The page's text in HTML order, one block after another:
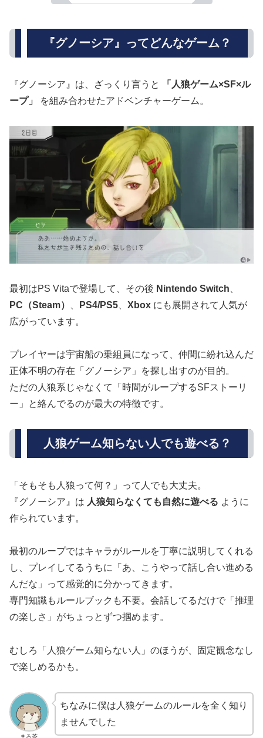
『グノーシア』ってどんなゲーム？
『グノーシア』は、ざっくり言うと
「人狼ゲーム×SF×ル
ープ」
を組み合わせたアドベンチャーゲーム。
最初はPS Vitaで登場して、その後 Nintendo Switch
PC（Steam）
PS4/PS5 Xbox にも展開されて人気が
広がっています。
プレイヤーは宇宙船の乗組員になって、仲間に紛れ込んだ
正体不明の存在「グノーシア」を探し出すのが目的。
ただの人狼系じゃなくて「時間がループするSFストーリ
ー」と絡んでるのが最大の特徴です。
人狼ゲーム知らない人でも遊べる？
「そもそも人狼って何？」って人でも大丈夫。
『グノーシア』は 人狼知らなくても自然に遊べる ように
作られています。
最初のループではキャラがルールを丁寧に説明してくれる
し、プレイしてるうちに「あ、こうやって話し合い進める
んだな」って感覚的に分かってきます。
専門知識もルールブックも不要。会話してるだけで「推理
の楽しさ」がちょっとずつ掴めます。
むしろ「人狼ゲーム知らない人」のほうが、固定観念なし
で楽しめるかも。
まろ茶
ちなみに僕は人狼ゲームのルールを全く知り
ませんでした